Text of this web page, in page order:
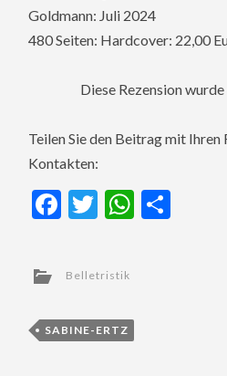
Goldmann: Juli 2024
480 Seiten: Hardcover: 22,00
Diese Rezension
Teilen Sie den Beitrag mit Ihren
Kontakten:
Facebook
Twitter
Belletristik
SABINE-ERTZ